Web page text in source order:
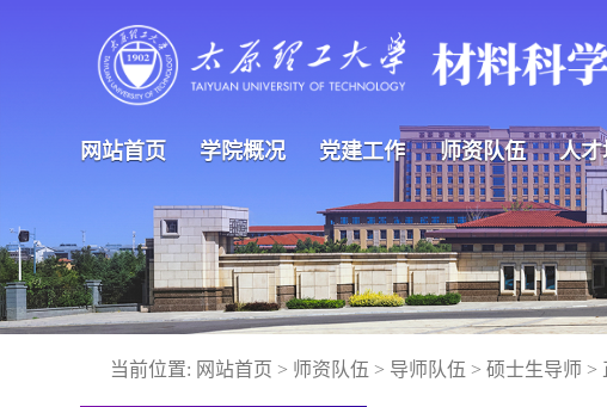
网站首页 学院概况 党建工作 师资队伍 人才
当前位置: 网站首页 > 师资队伍 > 导师队伍 >硕士生导师 >